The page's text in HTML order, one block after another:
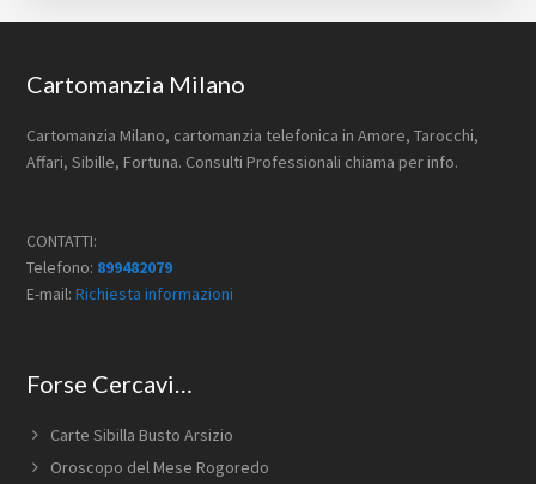
Footer
Cartomanzia Milano
Cartomanzia Milano, cartomanzia telefonica in Amore, Tarocchi,
Affari, Sibille, Fortuna. Consulti Professionali chiama per info.
CONTATTI:
Telefono: 899482079
E-mail:Richiesta informazioni
Forse Cercavi…
Carte Sibilla Busto Arsizio
Oroscopo del Mese Rogoredo